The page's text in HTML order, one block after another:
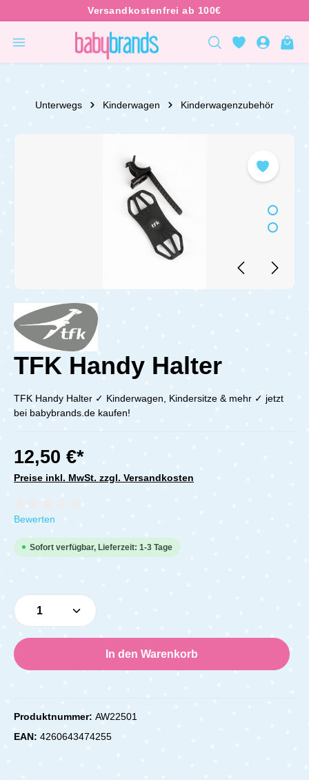
Unterwegs Kinderwagen Kinderwagenzubehör
TFK Handy Halter
TFK Handy Halter ✓ Kinderwagen, Kindersitze & mehr ✓ jetzt
bei babybrands.de kaufen!
12,50 €*
Preise inkl. MwSt. zzgl. Versandkosten
Durchschnittliche Bewertung von 0 von 5 Sternen
Bewerten
Sofort verfügbar, Lieferzeit: 1-3 Tage
Produkt Anzahl: Gib den gewünschten
In den Warenkorb
Produktnummer: AW22501
EAN: 4260643474255